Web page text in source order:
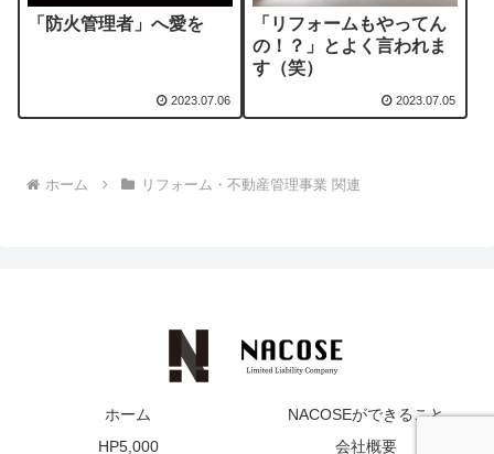
「防火管理者」へ愛を
2023.07.06
「リフォームもやってん
の！？」とよく言われま
す（笑）
2023.07.05
ホーム リフォーム・不動産管理事業 関連
ホーム
NACOSEができること
HP5,000
会社概要